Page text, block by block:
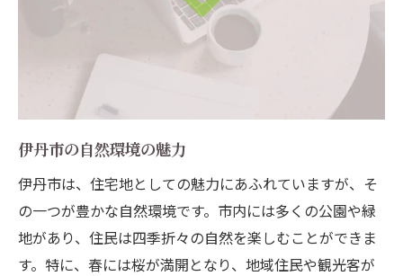
伊丹市の自然環境の魅力
伊丹市は、住宅地としての魅力にあふれていますが、そ
の一つが豊かな自然環境です。市内には多くの公園や緑
地があり、住民は四季折々の自然を楽しむことができま
す。特に、春には桜が満開となり、地域住民や観光客が